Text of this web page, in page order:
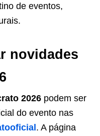
de eventos,
novidades
2026 podem ser
do evento nas
. A página